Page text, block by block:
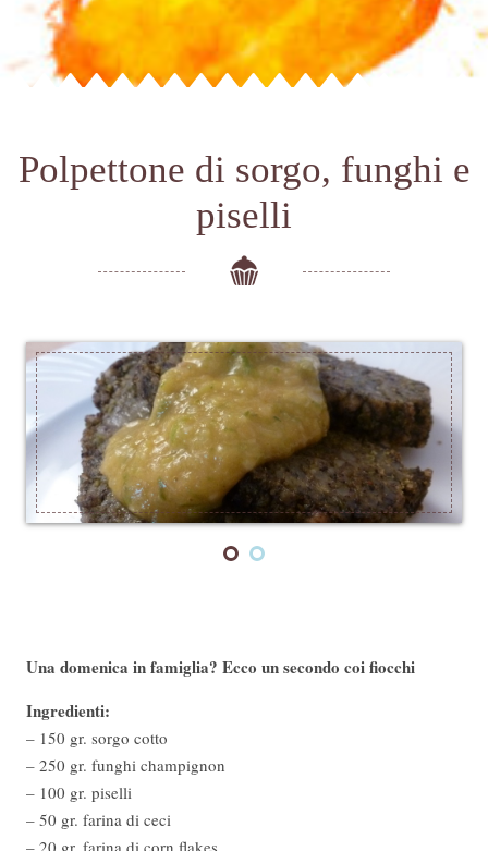
Polpettone di sorgo, funghi e
piselli
Una domenica in famiglia? Ecco un secondo coi fiocchi
Ingredienti:
– 150 gr. sorgo cotto
– 250 gr. funghi champignon
– 100 gr. piselli
– 50 gr. farina di ceci
– 20 gr. farina di corn flakes